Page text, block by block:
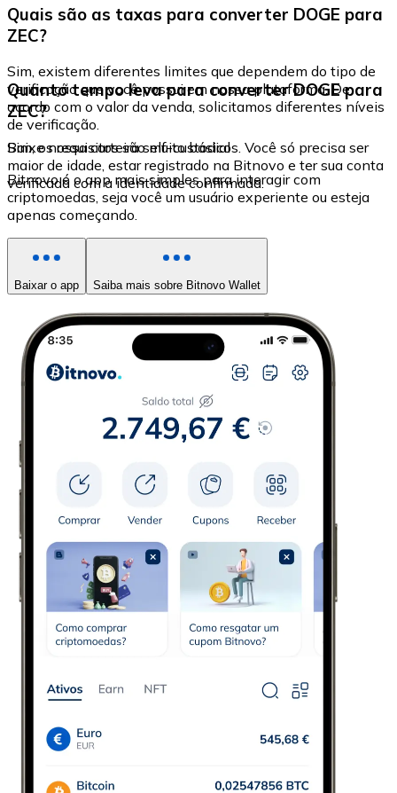
Quais são as taxas para converter DOGE para
ZEC?
Sim, existem diferentes limites que dependem do tipo de
verificação que você possui em nossa plataforma. De
acordo com o valor da venda, solicitamos diferentes níveis
de verificação.
Quanto tempo leva para converter DOGE para
ZEC?
Sim, os requisitos são muito básicos. Você só precisa ser
maior de idade, estar registrado na Bitnovo e ter sua conta
verificada com a identidade confirmada.
Baixe nossa carteira self-custodial
Bitnovo é o app mais simples para interagir com
criptomoedas, seja você um usuário experiente ou esteja
apenas começando.
Baixar o app Saiba mais sobre Bitnovo Wallet